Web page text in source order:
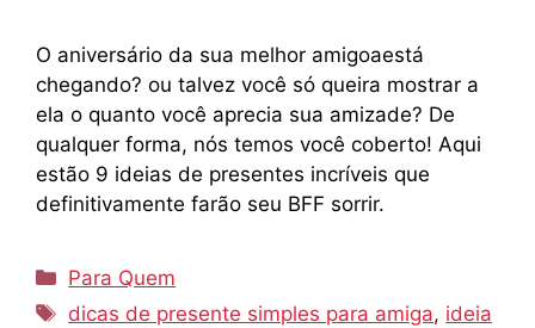
O aniversário da sua melhor amigoaestá
chegando? ou talvez você só queira mostrar a
ela o quanto você aprecia sua amizade? De
qualquer forma, nós temos você coberto! Aqui
estão 9 ideias de presentes incríveis que
definitivamente farão seu BFF sorrir.
Categorias
Para Quem
Tags
dicas de presente simples para amiga, ideia